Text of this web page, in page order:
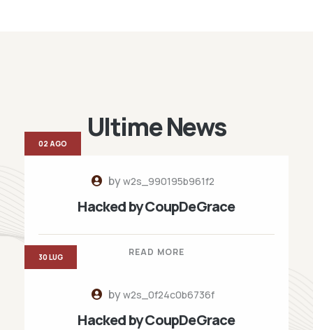
Ultime News
byw2s_990195b961f2
Hacked by CoupDeGrace
READ MORE
02 AGO
byw2s_0f24c0b6736f
Hacked by CoupDeGrace
30 LUG